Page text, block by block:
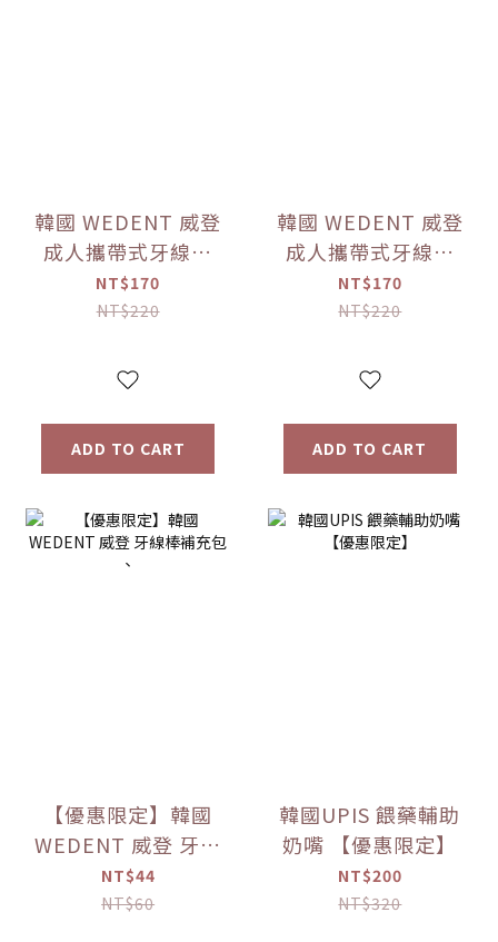
韓國 WEDENT 威登
成人攜帶式牙線棒
(直式)(顏色隨機)
【優惠限定】
NT$170
NT$220
ADD TO CART
韓國 WEDENT 威登
成人攜帶式牙線棒
(顏色隨機) 【優惠
限定】
NT$170
NT$220
ADD TO CART
【優惠限定】韓國
WEDENT 威登 牙線
棒補充包 、
NT$44
NT$60
韓國UPIS 餵藥輔助
奶嘴 【優惠限定】
NT$200
NT$320